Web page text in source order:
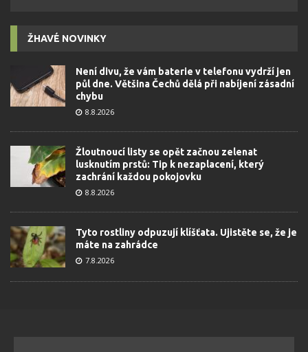
ŽHAVÉ NOVINKY
Není divu, že vám baterie v telefonu vydrží jen
půl dne. Většina Čechů dělá při nabíjení zásadní
chybu
8.8.2026
Žloutnoucí listy se opět začnou zelenat
lusknutím prstů: Tip k nezaplacení, který
zachrání každou pokojovku
8.8.2026
Tyto rostliny odpuzují klíšťata. Ujistěte se, že je
máte na zahrádce
7.8.2026